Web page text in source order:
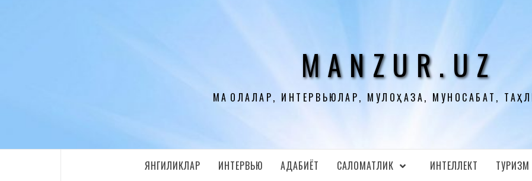
MANZUR.UZ
МАҚОЛАЛАР, ИНТЕРВЬЮЛАР, МУЛОҲАЗА, МУНОСАБАТ,
ЯНГИЛИКЛАР ИНТЕРВЬЮ АДАБИЁТ CАЛОМАТЛИК ИНТЕЛЛЕКТ ТУРИЗМ